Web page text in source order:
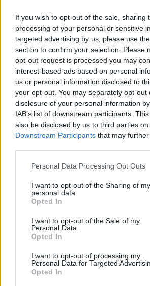
If you wish to opt-out of the sale, sharing
processing of your personal or sensitive
targeted advertising by us, please use
section to confirm your selection. Please
opt-out request is processed you may
interest-based ads based on personal
us or personal information disclosed to
your opt-out. You may separately opt-out
disclosure of your personal information
IAB’s list of downstream participants.
also be disclosed by us to third parties on
Downstream Participants that may
Please note that this website/app uses
not limited to your visit or usage
grant or deny consent to Google and its
use your data for below specified
consent section.
Personal Data Processing Opt Outs
I want to opt-out of the Sharing of my
personal data.
Opted In
I want to opt-out of the Sale of my
Personal Data.
Opted In
I want to opt-out of processing my
Personal Data for Targeted
Opted In
HALADÁS SPORTKOMPLEXUM
ÜGYVEZETŐJÉNEK FIZETÉSE
2022. június. 11. 07:25
995 ezer forintért igazgatja a létesítményt
szombathelyi elnökségének tagja.
EGYETLEN SZOMBATHELYI
KÉPVISELŐ SEM SZAVAZTA
ÁRPÁD NÉVADÓJA LEGYEN EGY
KÖZTERÜLETNEK
2022. február. 24. 16:00
A KDNP-s Melega Miklós szerint az egykori
GENDER-PROPAGANDA
2022. január. 27. 19:06
A közgyűlésen a fideszes politikusok már a
MELEGA MIKLÓS: FÁJ A
STÁTUSZOM TERVEZETT
2020. május. 10. 08:55
A KDNP-s politikus azt írja, hogy egy
kollégájának ugyanannyi az alapfizetése,